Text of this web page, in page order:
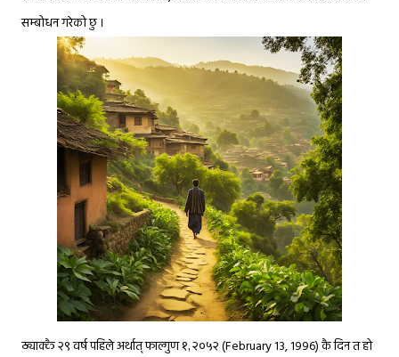
सम्बोधन गरेको छु ।
ठ्याक्कै२९वर्ष पहिले अर्थात् फाल्गुण१, २०५२(February 13, 1996) कै दिन त हो